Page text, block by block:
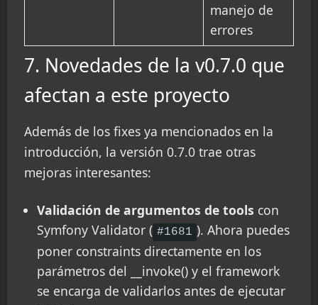
manejo de
errores
7. Novedades de la v0.7.0 que
afectan a este proyecto
Además de los fixes ya mencionados en la
introducción, la versión 0.7.0 trae otras
mejoras interesantes:
Validación de argumentos de tools con
Symfony Validator ( #1681 ). Ahora puedes
poner constraints directamente en los
parámetros del __invoke() y el framework
se encarga de validarlos antes de ejecutar